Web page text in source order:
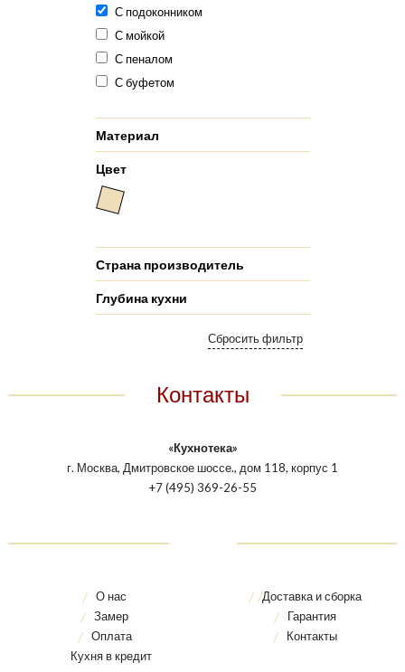
С подоконником
С мойкой
С пеналом
С буфетом
Материал
Цвет
Страна производитель
Глубина кухни
Контакты
«Кухнотека»
г. Москва, Дмитровское шоссе., дом 118, корпус 1
+7 (495) 369-26-55
О нас
Замер
Оплата
Кухня в кредит
Доставка и сборка
Гарантия
Контакты